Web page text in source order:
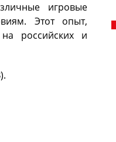
игровые
Этот опыт,
российских и